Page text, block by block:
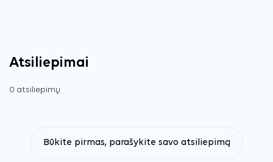
Atsiliepimai
0 atsiliepimų
Būkite pirmas, parašykite savo atsiliepimą